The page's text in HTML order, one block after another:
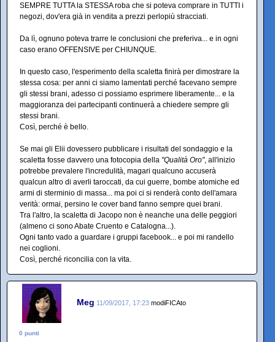
SEMPRE TUTTA la STESSA roba che si poteva comprare in TUTTI i
negozi, dov'era già in vendita a prezzi perlopiù stracciati.
Da lì, ognuno poteva trarre le conclusioni che preferiva... e in ogni
caso erano OFFENSIVE per CHIUNQUE.
In questo caso, l'esperimento della scaletta finirà per dimostrare la
stessa cosa: per anni ci siamo lamentati perché facevano sempre
gli stessi brani, adesso ci possiamo esprimere liberamente... e la
maggioranza dei partecipanti continuerà a chiedere sempre gli
stessi brani.
Così, perché è bello.
Se mai gli Elii dovessero pubblicare i risultati del sondaggio e la
scaletta fosse davvero una fotocopia della "Qualità Oro", all'inizio
potrebbe prevalere l'incredulità, magari qualcuno accuserà
qualcun altro di averli taroccati, da cui guerre, bombe atomiche ed
armi di sterminio di massa... ma poi ci si renderà conto dell'amara
verità: ormai, persino le cover band fanno sempre quei brani.
Tra l'altro, la scaletta di Jacopo non è neanche una delle peggiori
(almeno ci sono Abate Cruento e Catalogna...).
Ogni tanto vado a guardare i gruppi facebook... e poi mi randello
nei coglioni.
Così, perché riconcilia con la vita.
Meg 11/09/2017, 17:23 modiFICAto
0 punti